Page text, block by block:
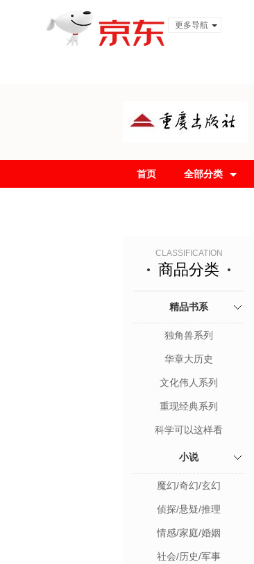
更多导航
首页 全部分类
CLASSIFICATION
商品分类
精品书系
独角兽系列
华章大历史
文化伟人系列
重现经典系列
科学可以这样看
小说
魔幻/奇幻/玄幻
侦探/悬疑/推理
情感/家庭/婚姻
社会/历史/军事